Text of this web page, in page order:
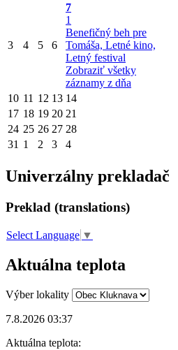
3 4 5 6
7
1
Benefičný beh pre
Tomáša, Letné kino,
Letný festival
Zobraziť všetky
záznamy z dňa
10 11 12 13 14
17 18 19 20 21
24 25 26 27 28
31 1 2 3 4
Univerzálny prekladač
Preklad (translations)
Select Language ▼
Aktuálna teplota
Výber lokality
7.8.2026 03:37
Aktuálna teplota: